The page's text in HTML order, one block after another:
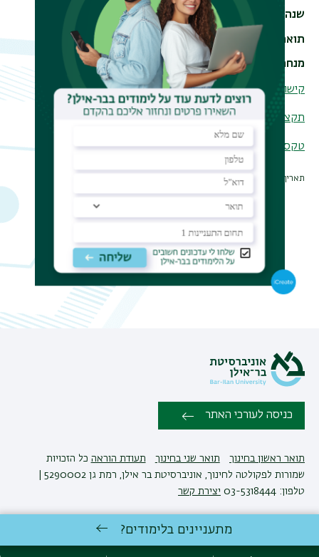
שנה 2017
תואר PhD
מנחה פרופ' חבר יוסף קליין
קישור לקטלוג
תקציר
טקסט מלא
תאריך עדכון אחרון : 16/01/2020
כניסה לעורכי האתר
תואר ראשון בחינוך תואר שני בחינוך תעודת הוראה כל הזכויות
טלפון: 03-5318444
יצירת קשר
אגף תקשוב, אוניברסיטת בר-אילן
מתעניינים בלימודים?